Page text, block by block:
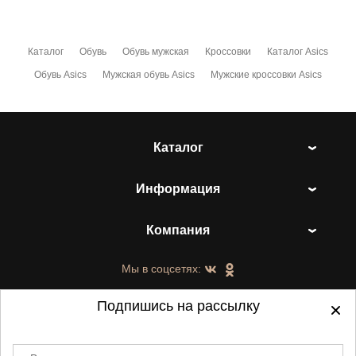
Каталог Обувь Обувь мужская Кроссовки Каталог Asics
Обувь Asics Мужская обувь Asics Мужские кроссовки Asics
Каталог
Информация
Компания
Мы в соцсетях:
Подпишись на рассылку